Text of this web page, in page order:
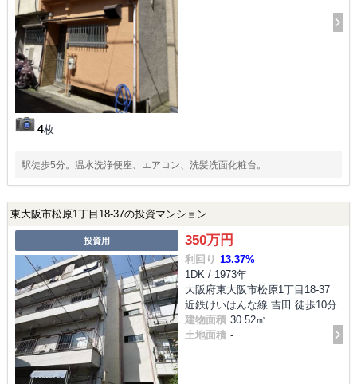
4枚
駅徒歩5分。温水洗浄便座、エアコン、洗髪洗面化粧台。
東大阪市松原1丁目18-37の投資マンション
投資用 350万円
利回り 13.37%
1DK / 1973年
大阪府東大阪市松原1丁目18-37
近鉄けいはんな線 吉田 徒歩10分
建物面積 30.52㎡
土地面積 -